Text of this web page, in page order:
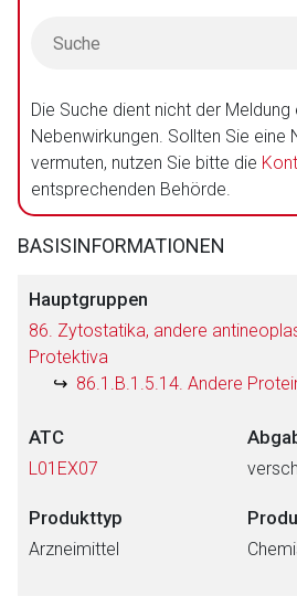
Die Suche dient nicht der
Nebenwirkungen. Sollten Sie eine
vermuten, nutzen Sie bitte die
entsprechenden Behörde.
BASISINFORMATIONEN
Hauptgruppen
86. Zytostatika, andere
Protektiva
86.1.B.1.5.14. Andere
ATC
L01EX07
Produkttyp
Arzneimittel